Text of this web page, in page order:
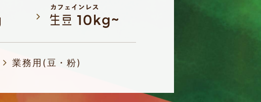
業務用(豆・粉)